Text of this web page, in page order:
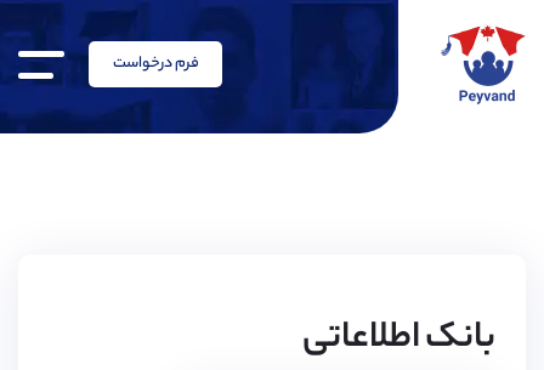
فرم درخواست
بانک اطلاعاتی